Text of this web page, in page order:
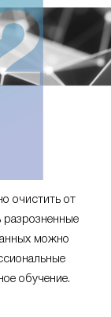
очистить от
можно
обучение.